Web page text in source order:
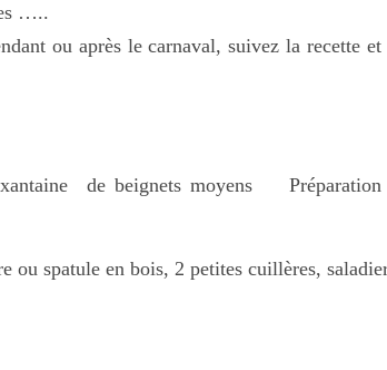
…..
ou après le carnaval, suivez la recette
de beignets moyens
ou spatule en bois, 2 petites cuillères,